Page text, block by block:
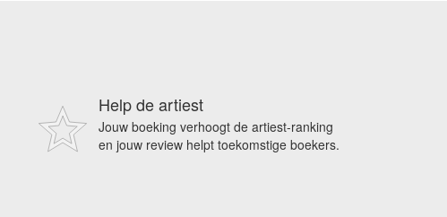
Help de artiest
Jouw boeking verhoogt de artiest-ranking
en jouw review helpt toekomstige boekers.